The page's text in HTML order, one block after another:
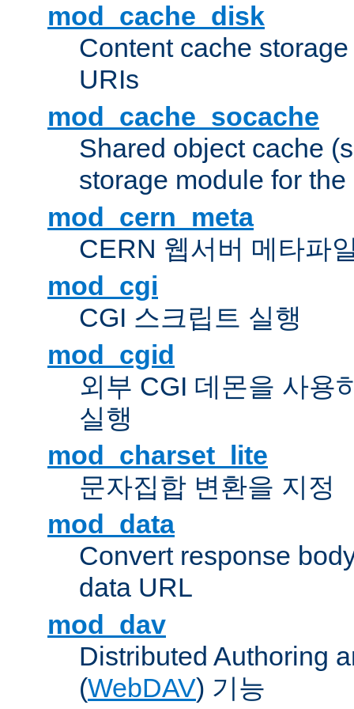
mod_cache_disk
Content cache
URIs
mod_cache_socache
Shared object cache
storage module for
mod_cern_meta
CERN 웹서버 메타파
mod_cgi
CGI 스크립트 실행
mod_cgid
외부 CGI 데몬을 사용
실행
mod_charset_lite
문자집합 변환을 지정
mod_data
Convert response
data URL
mod_dav
Distributed Authoring
(WebDAV) 기능